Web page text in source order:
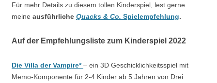
Für mehr Details zu diesem tollen Kinderspiel, lest gerne
meine ausführliche Quacks & Co. Spielempfehlung.
Auf der Empfehlungsliste zum Kinderspiel 2022
Die Villa der Vampire* – ein 3D Geschicklichkeitsspiel mit
Memo-Komponente für 2-4 Kinder ab 5 Jahren von Drei